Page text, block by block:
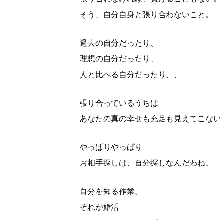
そう、自分自身と張り合わないこと。
過去の自分だったり、
理想の自分だったり、
人と比べる自分だったり、、
張り合っているうちは
あなたの真の幸せも充足も見えてこな
やっぱりやっぱり
お相手探しは、自分探しなんだわね。
自分を知る作業。
それが婚活